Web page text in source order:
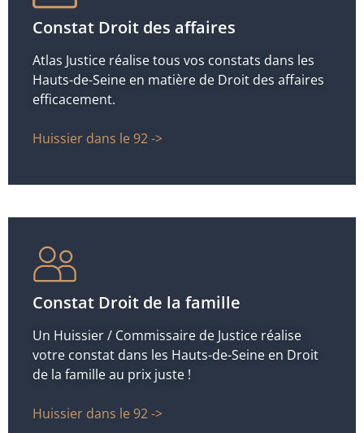
Constat Droit des affaires
Atlas Justice réalise tous vos constats dans les
Hauts-de-Seine en matière de Droit des affaires
efficacement.
Huissier dans le 92 ->
Constat Droit de la famille
Un Huissier / Commissaire de Justice réalise
votre constat dans les Hauts-de-Seine en Droit
de la famille au prix juste !
Huissier dans le 92 ->